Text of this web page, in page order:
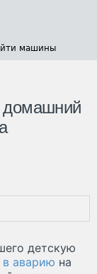
машины
домашний
детскую
в аварию на